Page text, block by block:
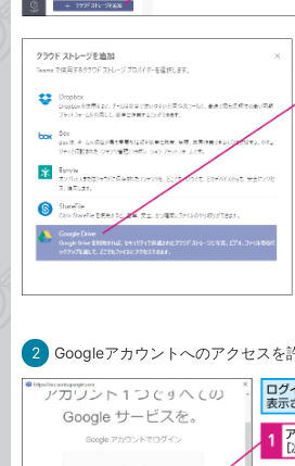
2 Googleアカウントへのアクセスを